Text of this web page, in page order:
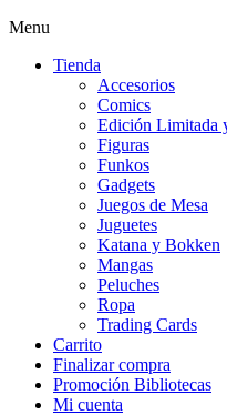
Menu
Tienda
Accesorios
Comics
Edición Limitada
Figuras
Funkos
Gadgets
Juegos de Mesa
Juguetes
Katana y Bokken
Mangas
Peluches
Ropa
Trading Cards
Carrito
Finalizar compra
Promoción Bibliotecas
Mi cuenta